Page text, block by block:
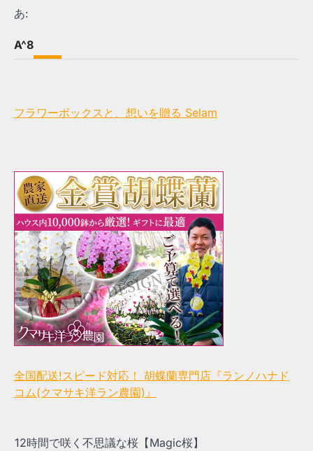
あ:
A^8
フラワーボックスと、想いを贈る Selam
全国配送!スピード対応！ 胡蝶蘭専門店『ランノハナド
コム(クマサキ洋ラン農園)』
12時間で咲く不思議な桜【Magic桜】